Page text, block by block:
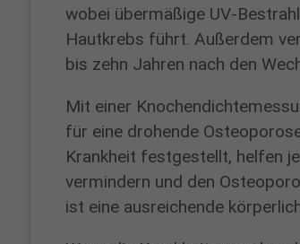
wobei übermäßige UV-
Hautkrebs führt. Außerdem
bis zehn Jahren nach den
Mit einer
für eine drohende
Krankheit festgestellt, helfen
vermindern und den
ist eine ausreichende